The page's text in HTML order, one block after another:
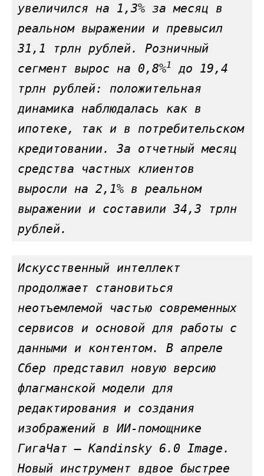
увеличился на 1,3% за месяц в
реальном выражении и превысил
31,1 трлн рублей. Розничный
сегмент вырос на 0,8%1
до 19,4
трлн рублей: положительная
динамика наблюдалась как в
ипотеке, так и в потребительском
кредитовании. За отчетный месяц
средства частных клиентов
выросли на 2,1% в реальном
выражении и составили 34,3 трлн
рублей.
Искусственный интеллект
продолжает становиться
неотъемлемой частью современных
сервисов и основой для работы с
данными и контентом. В апреле
Сбер представил новую версию
флагманской модели для
редактирования и создания
изображений в ИИ-помощнике
ГигаЧат – Kandinsky 6.0 Image.
Новый инструмент вдвое быстрее